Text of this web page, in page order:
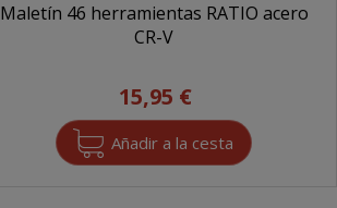
Maletín 46 herramientas RATIO acero
CR-V
15,95 €